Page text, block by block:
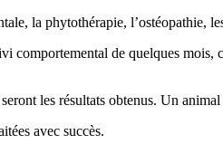
la phytothérapie,
comportemental de quelques mois,
les résultats obtenus. Un
avec succès.